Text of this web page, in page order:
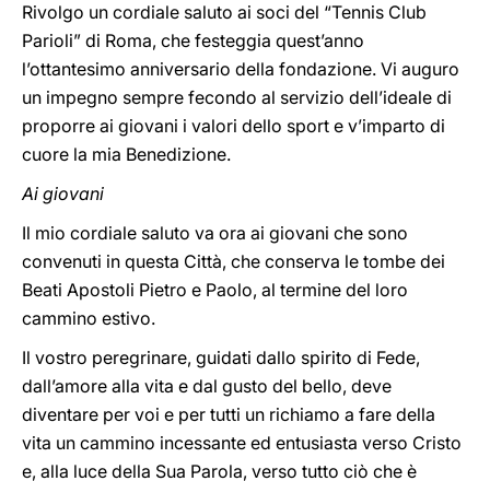
Rivolgo un cordiale saluto ai soci del “Tennis Club
Parioli” di Roma, che festeggia quest’anno
l’ottantesimo anniversario della fondazione. Vi auguro
un impegno sempre fecondo al servizio dell’ideale di
proporre ai giovani i valori dello sport e v’imparto di
cuore la mia Benedizione.
Ai giovani
Il mio cordiale saluto va ora ai giovani che sono
convenuti in questa Città, che conserva le tombe dei
Beati Apostoli Pietro e Paolo, al termine del loro
cammino estivo.
Il vostro peregrinare, guidati dallo spirito di Fede,
dall’amore alla vita e dal gusto del bello, deve
diventare per voi e per tutti un richiamo a fare della
vita un cammino incessante ed entusiasta verso Cristo
e, alla luce della Sua Parola, verso tutto ciò che è